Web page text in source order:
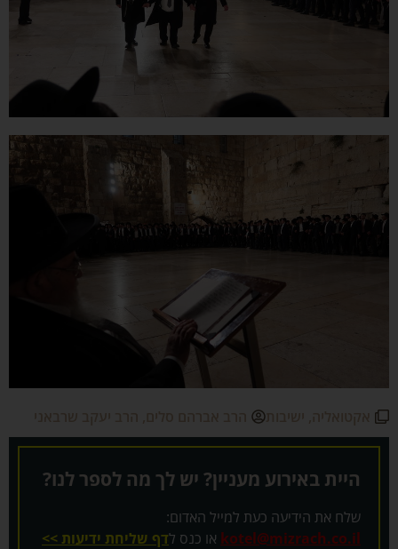
אקטואליה הרב אברהם סלים
היית באירוע מעניין? יש לך מה לספר לנו?
שלח את הידיעה כעת למייל האדום:
kotel@mizrach.co.ilאו כנס לדף שליחת ידיעות >>